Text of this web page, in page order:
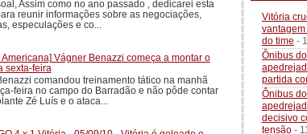
Assim como no ano passado , dedicarei esta
reunir informações sobre as negociações,
especulações e co...
Americana] Vágner Benazzi começa a montar o
sexta-feira
comandou treinamento tático na manhã
feira no campo do Barradão e não pôde contar
Zé Luís e o ataca...
Vitória
do time -
Ônibus
partida
Ônibus
decisivo
tensão -